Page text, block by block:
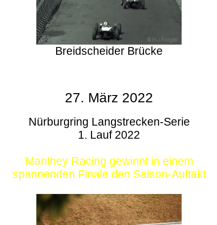
Breidscheider Brücke
27. März 2022
Nürburgring Langstrecken-Serie
1. Lauf 2022
Manthey Racing gewinnt in einem
spannenden Finale den Saison-Auftakt